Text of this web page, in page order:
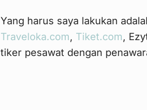
Yang harus saya lakukan
Traveloka.com, Tiket.com,
tiker pesawat dengan